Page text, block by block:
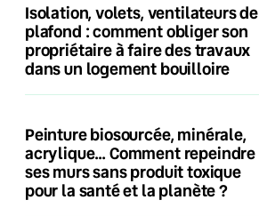
Isolation, volets, ventilateurs de
plafond : comment obliger son
propriétaire à faire des travaux
dans un logement bouilloire
Peinture biosourcée, minérale,
acrylique… Comment repeindre
ses murs sans produit toxique
pour la santé et la planète ?